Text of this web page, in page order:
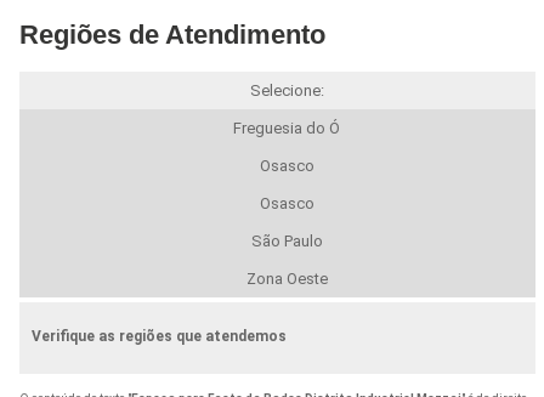
Regiões de Atendimento
Selecione:
Freguesia do Ó
Osasco
Osasco
São Paulo
Zona Oeste
Verifique as regiões que atendemos